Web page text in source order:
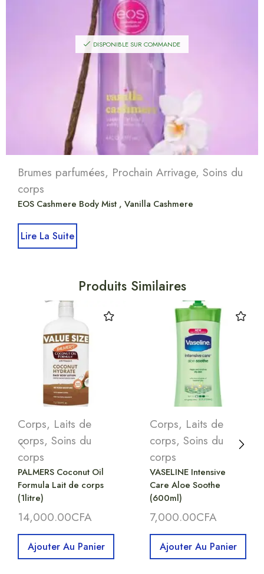
DISPONIBLE SUR COMMANDE
Brumes parfumées, Prochain Arrivage, Soins du
corps
EOS Cashmere Body Mist , Vanilla Cashmere
Lire La Suite
Produits Similaires
Corps, Laits de
corps, Soins du
corps
PALMERS Coconut Oil
Formula Lait de corps
(1litre)
14,000.00CFA
Ajouter Au Panier
Corps, Laits de
corps, Soins du
corps
VASELINE Intensive
Care Aloe Soothe
(600ml)
7,000.00CFA
Ajouter Au Panier